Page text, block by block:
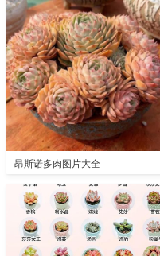
昂斯诺多肉图片大全